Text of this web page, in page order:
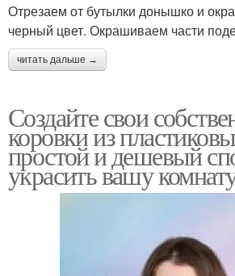
Отрезаем от бутылки донышко и
черный цвет. Окрашиваем части
читать дальше →
Создайте свои
коровки из
простой и дешевый
украсить вашу